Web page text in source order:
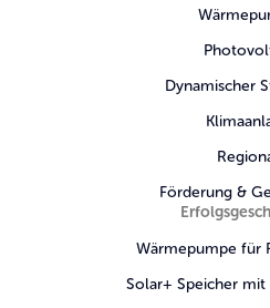
Dynamischer
Förderung &
Wärmepumpe für
Solar+ Speicher mit